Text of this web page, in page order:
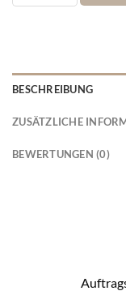
BESCHREIBUNG
ZUSÄTZLICHE
BEWERTUNGEN (0)